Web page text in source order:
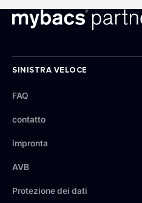
SINISTRA VELOCE
FAQ
contatto
impronta
AVB
Protezione dei dati